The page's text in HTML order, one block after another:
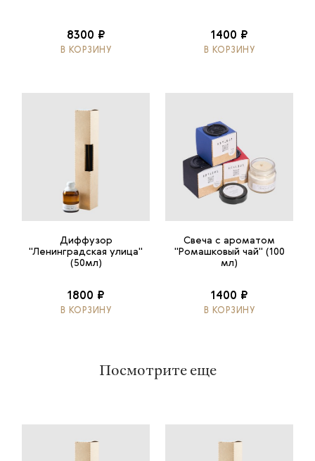
8300 ₽
В КОРЗИНУ
1400 ₽
В КОРЗИНУ
Диффузор
"Ленинградская улица"
(50мл)
1800 ₽
В КОРЗИНУ
Свеча с ароматом
"Ромашковый чай" (100
мл)
1400 ₽
В КОРЗИНУ
Посмотрите еще